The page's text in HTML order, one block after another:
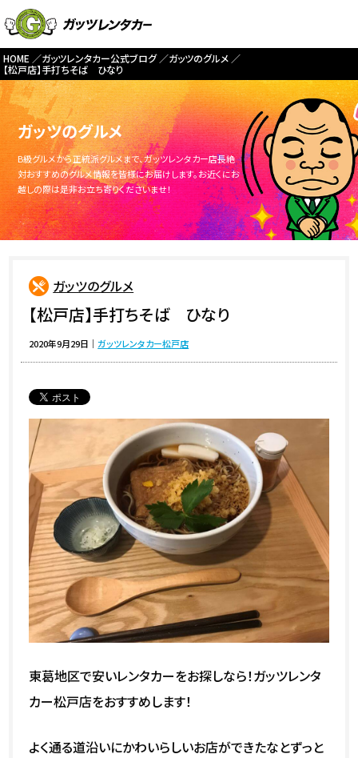
HOME ガッツレンタカー公式ブログ
ガッツのグルメ
【松戸店】手打ちそば ひなり
ガッツのグルメ
B級グルメから正統派グルメまで、ガッツレンタカー店長絶
対おすすめのグルメ情報を皆様にお届けします。お近くにお
越しの際は是非お立ち寄りくださいませ！
ガッツのグルメ
【松戸店】手打ちそば ひなり
2020年9月29日 ｜ガッツレンタカー松戸店
東葛地区で安いレンタカーをお探しなら！ガッツレンタ
カー松戸店をおすすめします！
よく通る道沿いにかわいらしいお店ができたなとずっと